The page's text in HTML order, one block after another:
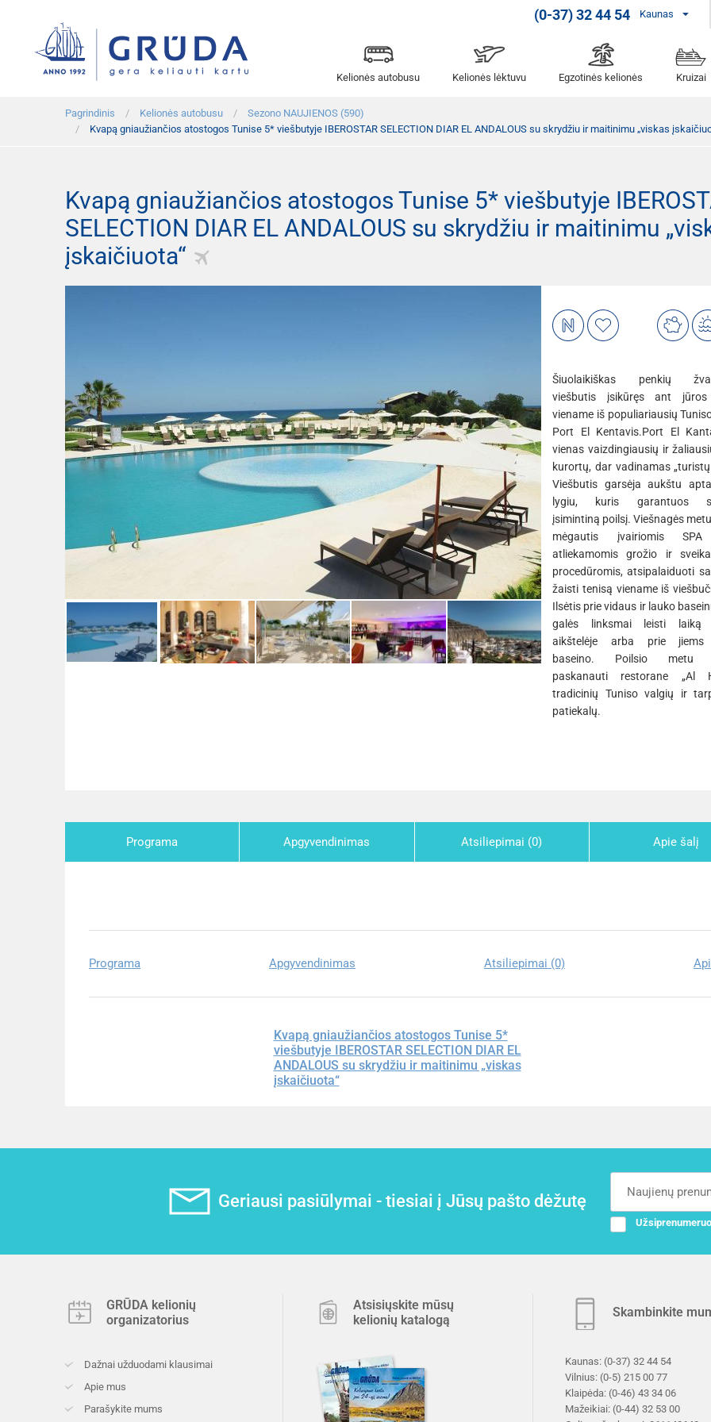
(0-37) 32 44 54 Kaunas
Kelionės autobusu Kelionės lėktuvu Egzotinės kelionės Kruizai
Pagrindinis Kelionės autobusu
Sezono NAUJIENOS (590)
Kvapą gniaužiančios atostogos Tunise 5* viešbutyje IBEROSTAR SELECTION DIAR EL ANDALOUS su skrydžiu ir maitinimu „viskas
Kvapą gniaužiančios atostogos Tunise 5* viešbutyje
SELECTION DIAR EL ANDALOUS su skrydžiu ir maitinimu
įskaičiuota“
Šiuolaikiškas penkių
viešbutis įsikūręs ant jūros
viename iš populiariausių
Port El Kentavis.Port El
vienas vaizdingiausių ir
kurortų, dar vadinamas
Viešbutis garsėja aukštu
lygiu, kuris garantuos
įsimintiną poilsį. Viešnagės
mėgautis įvairiomis
atliekamomis grožio ir
procedūromis, atsipalaiduoti
žaisti tenisą viename iš
Ilsėtis prie vidaus ir lauko
galės linksmai leisti laiką
aikštelėje arba prie jiems
baseino. Poilsio metu
paskanauti restorane „Al
tradicinių Tuniso valgių ir
patiekalų.
Programa Apgyvendinimas Atsiliepimai (0) Apie šalį
Programa Apgyvendinimas Atsiliepimai (0)
Kvapą gniaužiančios atostogos Tunise 5*
viešbutyje IBEROSTAR SELECTION DIAR EL
ANDALOUS su skrydžiu ir maitinimu „viskas
įskaičiuota“
Geriausi pasiūlymai - tiesiai į Jūsų pašto dėžutę
GRŪDA kelionių
organizatorius
Dažnai užduodami klausimai
Apie mus
Parašykite mums
Atsisiųskite mūsų
kelionių katalogą
Skambinkite
Kaunas: (0-37) 32 44 54
Vilnius: (0-5) 215 00 77
Klaipėda: (0-46) 43 34 06
Mažeikiai: (0-44) 32 53 00